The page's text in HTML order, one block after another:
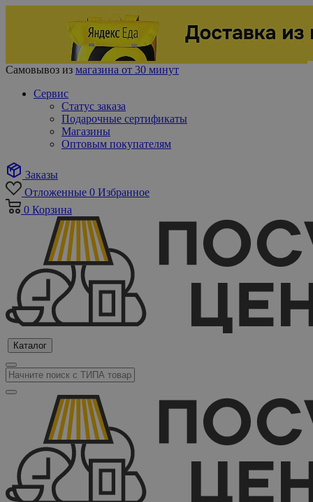
Самовывоз из магазина от 30 минут
Сервис
Статус заказа
Подарочные сертификаты
Магазины
Оптовым покупателям
Заказы
Отложенные 0 Избранное
0 Корзина
Каталог